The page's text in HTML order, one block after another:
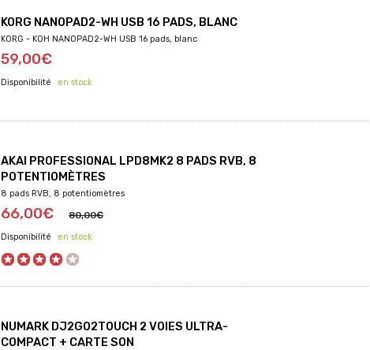
KORG NANOPAD2-WH USB 16 PADS, BLANC
KORG - KOH NANOPAD2-WH USB 16 pads, blanc
59,00€
en stock
AKAI PROFESSIONAL LPD8MK2 8 PADS RVB, 8
POTENTIOMÈTRES
8 pads RVB, 8 potentiomètres
66,00€ 80,00€
en stock
NUMARK DJ2GO2TOUCH 2 VOIES ULTRA-
COMPACT + CARTE SON